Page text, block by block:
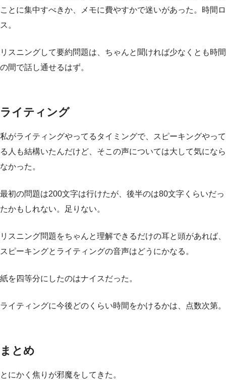
ことに集中すべきか、メモに費やすかで迷いがあった。時間ロ
ス。
リスニングして要約問題は、ちゃんと聞ければ少なくとも時間
の間で話し通せるはず。
ライティング
私がライティングやってるタイミングで、スピーキングやって
る人も結構いたんだけど、そこの声については大して気になら
なかった。
最初の問題は200文字は行けたが、後半のは80文字くらいだっ
たかもしれない。足りない。
リスニング問題をちゃんと理解できるだけの耳と頭があれば、
スピーキングとライティングの音声はどうにかなる。
紙を四等分にしたのはナイスだった。
ライティングに今後どのくらい時間をかけるかは、点数次第。
まとめ
とにかく焦りが邪魔をしてきた。